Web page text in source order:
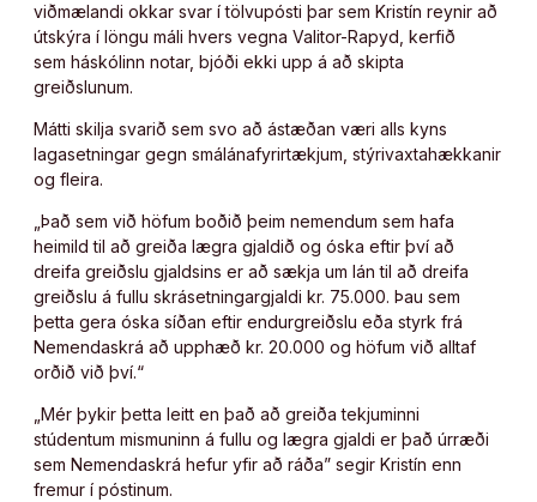
viðmælandi okkar svar í tölvupósti þar sem Kristín reynir að
útskýra í löngu máli hvers vegna Valitor-Rapyd, kerfið
sem háskólinn notar, bjóði ekki upp á að skipta
greiðslunum.
Mátti skilja svarið sem svo að ástæðan væri alls kyns
lagasetningar gegn smálánafyrirtækjum, stýrivaxtahækkanir
og fleira.
„Það sem við höfum boðið þeim nemendum sem hafa
heimild til að greiða lægra gjaldið og óska eftir því að
dreifa greiðslu gjaldsins er að sækja um lán til að dreifa
greiðslu á fullu skrásetningargjaldi kr. 75.000. Þau sem
þetta gera óska síðan eftir endurgreiðslu eða styrk frá
Nemendaskrá að upphæð kr. 20.000 og höfum við alltaf
orðið við því.“
„Mér þykir þetta leitt en það að greiða tekjuminni
stúdentum mismuninn á fullu og lægra gjaldi er það úrræði
sem Nemendaskrá hefur yfir að ráða” segir Kristín enn
fremur í póstinum.